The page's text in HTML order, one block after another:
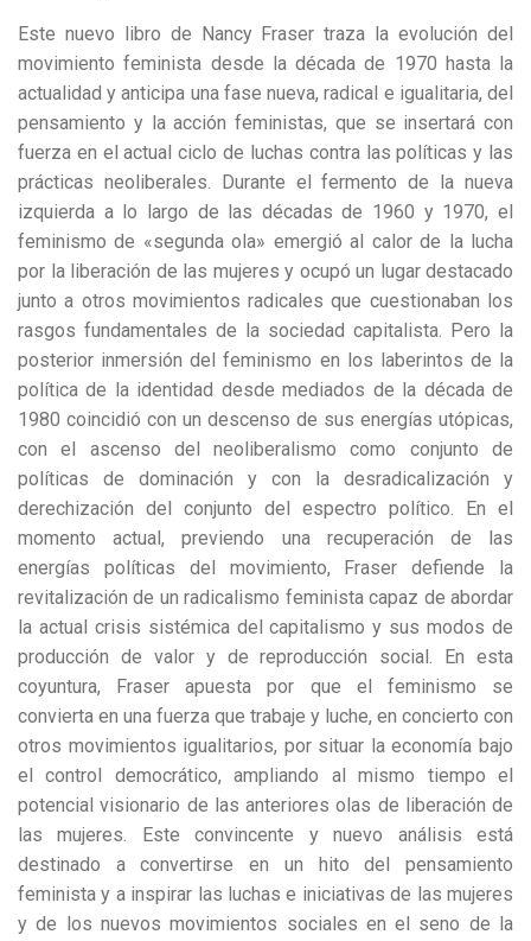
Este nuevo libro de Nancy Fraser traza la evolución del
movimiento feminista desde la década de 1970 hasta la
actualidad y anticipa una fase nueva, radical e igualitaria, del
pensamiento y la acción feministas, que se insertará con
fuerza en el actual ciclo de luchas contra las políticas y las
prácticas neoliberales. Durante el fermento de la nueva
izquierda a lo largo de las décadas de 1960 y 1970, el
feminismo de «segunda ola» emergió al calor de la lucha
por la liberación de las mujeres y ocupó un lugar destacado
junto a otros movimientos radicales que cuestionaban los
rasgos fundamentales de la sociedad capitalista. Pero la
posterior inmersión del feminismo en los laberintos de la
política de la identidad desde mediados de la década de
1980 coincidió con un descenso de sus energías utópicas,
con el ascenso del neoliberalismo como conjunto de
políticas de dominación y con la desradicalización y
derechización del conjunto del espectro político. En el
momento actual, previendo una recuperación de las
energías políticas del movimiento, Fraser defiende la
revitalización de un radicalismo feminista capaz de abordar
la actual crisis sistémica del capitalismo y sus modos de
producción de valor y de reproducción social. En esta
coyuntura, Fraser apuesta por que el feminismo se
convierta en una fuerza que trabaje y luche, en concierto con
otros movimientos igualitarios, por situar la economía bajo
el control democrático, ampliando al mismo tiempo el
potencial visionario de las anteriores olas de liberación de
las mujeres. Este convincente y nuevo análisis está
destinado a convertirse en un hito del pensamiento
feminista y a inspirar las luchas e iniciativas de las mujeres
y de los nuevos movimientos sociales en el seno de la